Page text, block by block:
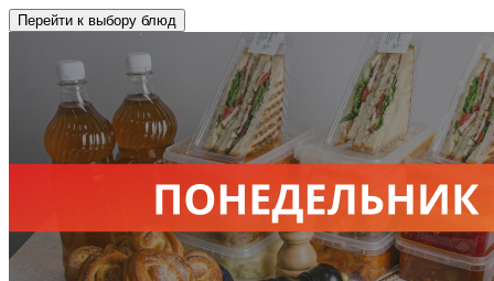
Перейти к выбору блюд